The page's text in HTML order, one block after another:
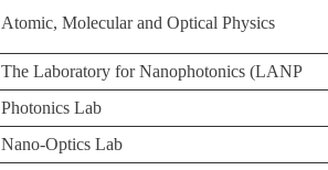
Atomic, Molecular and Optical Physics
The Laboratory for Nanophotonics (LANP
Photonics Lab
Nano-Optics Lab